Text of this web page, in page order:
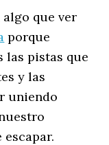
que ver
porque
las pistas que
y las
uniendo